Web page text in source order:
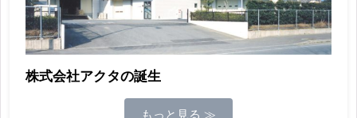
株式会社アクタの誕生
もっと見る ≫